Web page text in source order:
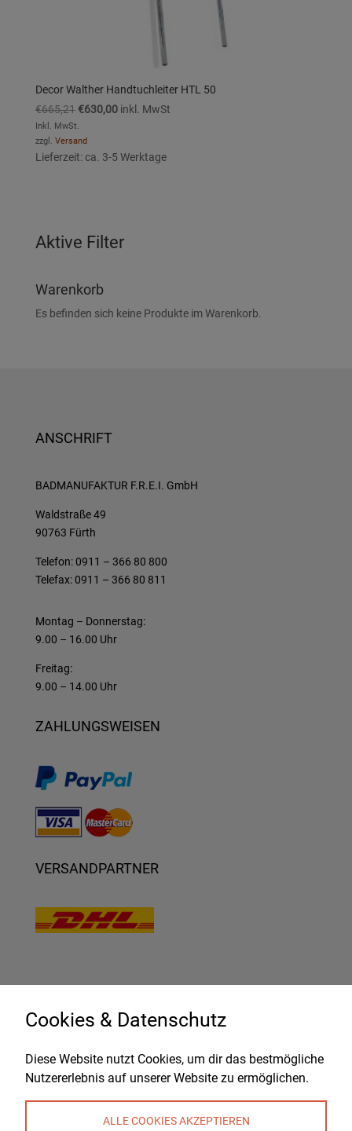
Decor Walther Handtuchleiter HTL 50
€665,21 Ursprünglicher
Preis
war:
€665,21
€630,00Aktueller
€630,00.
inkl. MwSt
Inkl. MwSt.
zzgl. Versand
Lieferzeit: ca. 3-5 Werktage
Aktive Filter
Warenkorb
Es befinden sich keine Produkte im Warenkorb.
ANSCHRIFT
BADMANUFAKTUR F.R.E.I. GmbH
Waldstraße 49
90763 Fürth
Telefon: 0911 – 366 80 800
Telefax: 0911 – 366 80 811
Montag – Donnerstag:
9.00 – 16.00 Uhr
Freitag:
9.00 – 14.00 Uhr
ZAHLUNGSWEISEN
VERSANDPARTNER
VERSAND | LIEFERUNG | ABHOLUNG
ZAHLUNGSWEISEN
Cookies & Datenschutz
Diese Website nutzt Cookies, um dir das bestmögliche
Nutzererlebnis auf unserer Website zu ermöglichen.
ALLE COOKIES AKZEPTIEREN